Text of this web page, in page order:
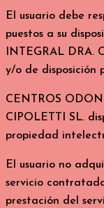
El usuario debe
puestos a su
INTEGRAL DRA.
y/o de disposición
CENTROS
CIPOLETTI SL.
propiedad
El usuario no
servicio
prestación del